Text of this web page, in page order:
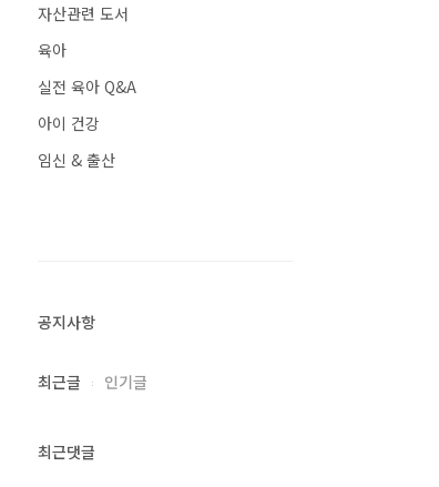
자산관련 도서
육아
실전 육아 Q&A
아이 건강
임신 & 출산
공지사항
최근글 인기글
최근댓글